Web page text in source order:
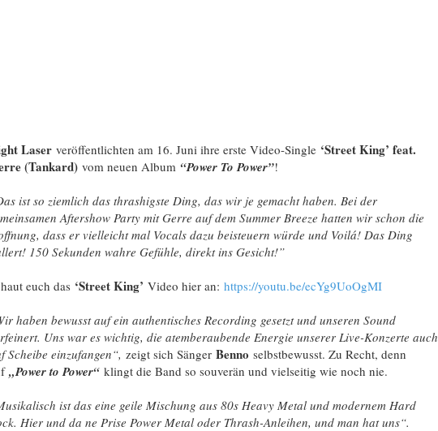
Laserveröffentlichten am 16. Juni ihre erste Video-Single ‘Street King’ feat.
(Tankard) vom neuen Album “Power To Power”!
ist so ziemlich das thrashigste Ding, das wir je gemacht haben. Bei der
Aftershow Party mit Gerre auf dem Summer Breeze hatten wir schon die
dass er vielleicht mal Vocals dazu beisteuern würde und Voilá! Das Ding
150 Sekunden wahre Gefühle, direkt ins Gesicht!”
euch das ‘Street King’ Video hier an: https://youtu.be/ecYg9UoOgMI
haben bewusst auf ein authentisches Recording gesetzt und unseren Sound
Uns war es wichtig, die atemberaubende Energie unserer Live-Konzerte auch
Scheibe einzufangen“, zeigt sich Sänger Benno selbstbewusst. Zu Recht, denn
„Power to Power“klingt die Band so souverän und vielseitig wie noch nie.
ist das eine geile Mischung aus 80s Heavy Metal und modernem Hard
Hier und da ne Prise Power Metal oder Thrash-Anleihen, und man hat uns“.